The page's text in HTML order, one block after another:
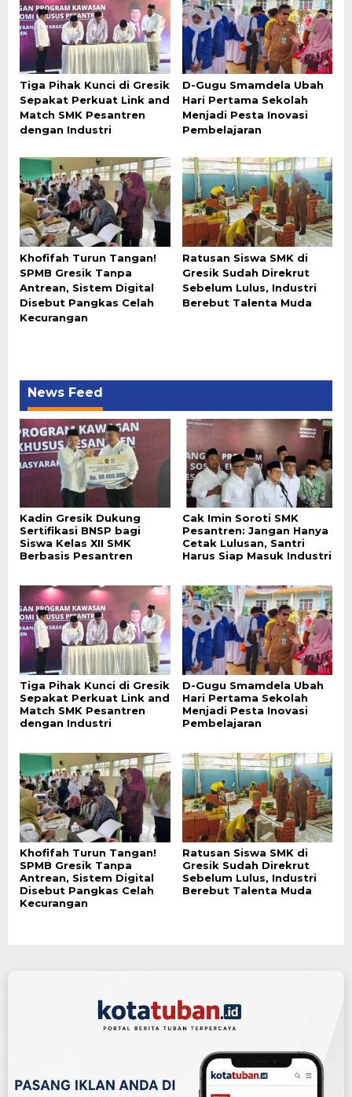
Tiga Pihak Kunci di Gresik
Sepakat Perkuat Link and
Match SMK Pesantren
dengan Industri
D-Gugu Smamdela Ubah
Hari Pertama Sekolah
Menjadi Pesta Inovasi
Pembelajaran
Khofifah Turun Tangan!
SPMB Gresik Tanpa
Antrean, Sistem Digital
Disebut Pangkas Celah
Kecurangan
Ratusan Siswa SMK di
Gresik Sudah Direkrut
Sebelum Lulus, Industri
Berebut Talenta Muda
News Feed
Kadin Gresik Dukung
Sertifikasi BNSP bagi
Siswa Kelas XII SMK
Berbasis Pesantren
Cak Imin Soroti SMK
Pesantren: Jangan Hanya
Cetak Lulusan, Santri
Harus Siap Masuk Industri
Tiga Pihak Kunci di Gresik
Sepakat Perkuat Link and
Match SMK Pesantren
dengan Industri
D-Gugu Smamdela Ubah
Hari Pertama Sekolah
Menjadi Pesta Inovasi
Pembelajaran
Khofifah Turun Tangan!
SPMB Gresik Tanpa
Antrean, Sistem Digital
Disebut Pangkas Celah
Kecurangan
Ratusan Siswa SMK di
Gresik Sudah Direkrut
Sebelum Lulus, Industri
Berebut Talenta Muda